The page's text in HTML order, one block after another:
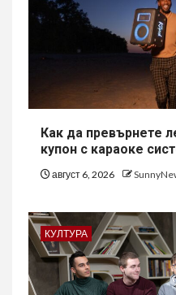
Как да превърнете
купон с караоке
август 6, 2026
КУЛТУРА